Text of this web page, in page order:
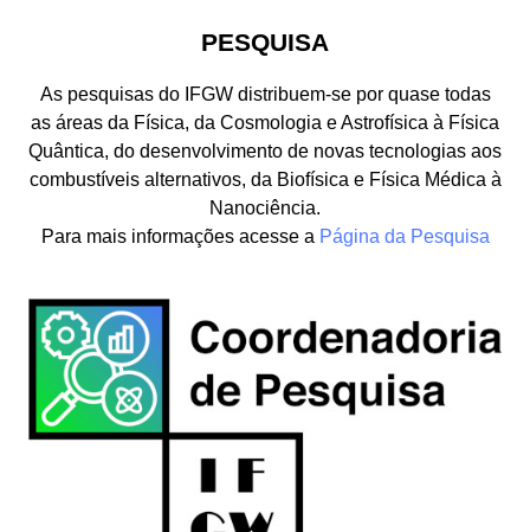
PESQUISA
As pesquisas do IFGW distribuem-se por quase todas
as áreas da Física, da Cosmologia e Astrofísica à Física
Quântica, do desenvolvimento de novas tecnologias aos
combustíveis alternativos, da Biofísica e Física Médica à
Nanociência.
Para mais informações acesse a Página da Pesquisa